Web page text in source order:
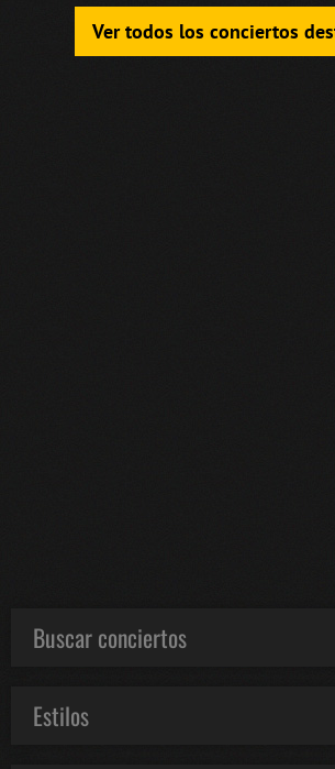
Ver todos los conciertos
Buscar conciertos
Estilos